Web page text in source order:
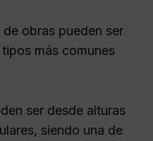
obras pueden ser
más comunes
ser desde alturas
siendo una de